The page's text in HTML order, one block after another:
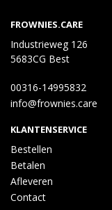
FROWNIES.CARE
Industrieweg 126
5683CG Best
00316-14995832
info@frownies.care
KLANTENSERVICE
Bestellen
Betalen
Afleveren
Contact